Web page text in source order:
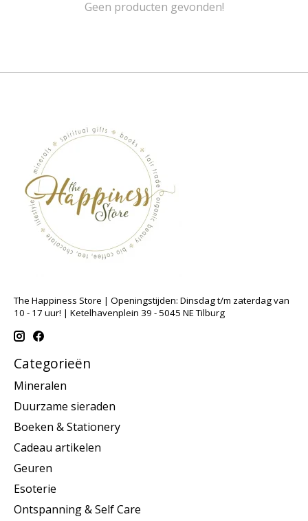
Geen producten gevonden!
The Happiness Store | Openingstijden: Dinsdag t/m zaterdag van
10 - 17 uur! | Ketelhavenplein 39 - 5045 NE Tilburg
Categorieën
Mineralen
Duurzame sieraden
Boeken & Stationery
Cadeau artikelen
Geuren
Esoterie
Ontspanning & Self Care